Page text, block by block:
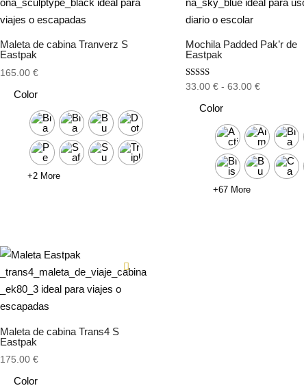
Maleta de cabina Tranverz S
Eastpak
165.00 €
Color
+2 More
Mochila Padded Pak’r de
Eastpak
Valorado
de 5
33.00€ - 63.00€Rango
desde
33.00 €
hasta
63.00 €
Color
+67 More
Maleta de cabina Trans4 S
Eastpak
175.00 €
Color